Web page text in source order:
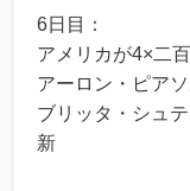
6日目：
アメリカが4×二
アーロン・ピア
ブリッタ・シュ
新